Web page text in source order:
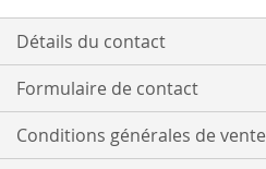
Détails du contact
Formulaire de contact
Conditions générales de vente